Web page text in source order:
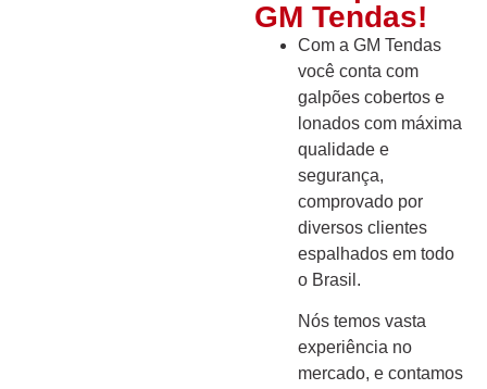
GM Tendas!
Com a GM Tendas
você conta com
galpões cobertos e
lonados com máxima
qualidade e
segurança,
comprovado por
diversos clientes
espalhados em todo
o Brasil.
Nós temos vasta
experiência no
mercado, e contamos